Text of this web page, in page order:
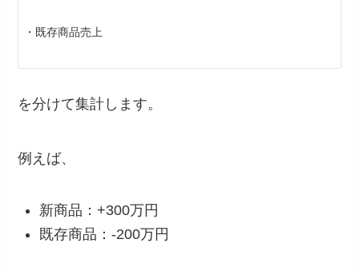
・既存商品売上
を分けて集計します。
例えば、
新商品：+300万円
既存商品：-200万円